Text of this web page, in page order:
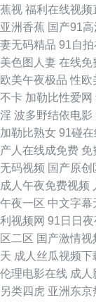
区 91av手机视频在
品 91黄色在线免费
导航 午夜男女福利
看 中文字幕欧美 在
91极品天堂 91福利
在线观看 91妹妹久
女在线一区 久久国
美男女在线免费 欧
影视永久在线精品
蕉视 福利在线视频
亚洲香蕉 国产91
妻无码精品 91自
美色图人妻 在线免
欧美午夜极品 性
不卡 加勒比性爱网
淫 波多野结依电影
加勒比熟女 91碰在
产人在线成免费 免
无码视频 国产原创
成人午夜免费视频
午夜一区 中文字幕
利视频网 91日日夜
区二区 国产激情视
天 成人丝瓜视频下
伦理电影在线 成人
另类四虎 亚洲东京